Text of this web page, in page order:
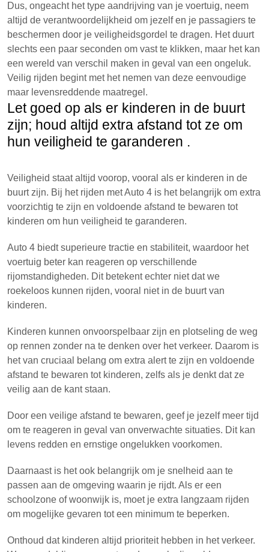
Dus, ongeacht het type aandrijving van je voertuig, neem
altijd de verantwoordelijkheid om jezelf en je passagiers te
beschermen door je veiligheidsgordel te dragen. Het duurt
slechts een paar seconden om vast te klikken, maar het kan
een wereld van verschil maken in geval van een ongeluk.
Veilig rijden begint met het nemen van deze eenvoudige
maar levensreddende maatregel.
Let goed op als er kinderen in de buurt
zijn; houd altijd extra afstand tot ze om
hun veiligheid te garanderen .
Veiligheid staat altijd voorop, vooral als er kinderen in de
buurt zijn. Bij het rijden met Auto 4 is het belangrijk om extra
voorzichtig te zijn en voldoende afstand te bewaren tot
kinderen om hun veiligheid te garanderen.
Auto 4 biedt superieure tractie en stabiliteit, waardoor het
voertuig beter kan reageren op verschillende
rijomstandigheden. Dit betekent echter niet dat we
roekeloos kunnen rijden, vooral niet in de buurt van
kinderen.
Kinderen kunnen onvoorspelbaar zijn en plotseling de weg
op rennen zonder na te denken over het verkeer. Daarom is
het van cruciaal belang om extra alert te zijn en voldoende
afstand te bewaren tot kinderen, zelfs als je denkt dat ze
veilig aan de kant staan.
Door een veilige afstand te bewaren, geef je jezelf meer tijd
om te reageren in geval van onverwachte situaties. Dit kan
levens redden en ernstige ongelukken voorkomen.
Daarnaast is het ook belangrijk om je snelheid aan te
passen aan de omgeving waarin je rijdt. Als er een
schoolzone of woonwijk is, moet je extra langzaam rijden
om mogelijke gevaren tot een minimum te beperken.
Onthoud dat kinderen altijd prioriteit hebben in het verkeer.